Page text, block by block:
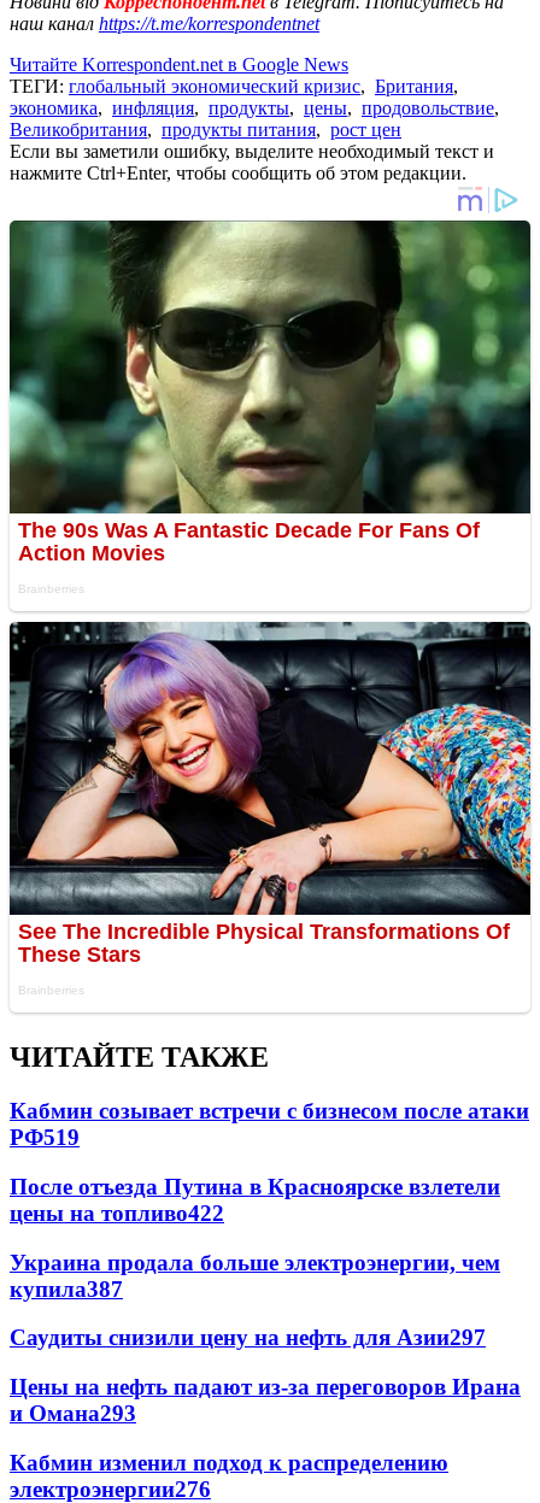
наш канал https://t.me/korrespondentnet
Читайте Korrespondent.net в Google News
ТЕГИ: глобальный экономический кризис, Британия,
экономика, инфляция, продукты, цены, продовольствие,
Великобритания, продукты питания, рост цен
Если вы заметили ошибку, выделите необходимый текст и
нажмите Ctrl+Enter, чтобы сообщить об этом редакции.
ЧИТАЙТЕ ТАКЖЕ
Кабмин созывает встречи с бизнесом после атаки
РФ519
После отъезда Путина в Красноярске взлетели
цены на топливо422
Украина продала больше электроэнергии, чем
купила387
Саудиты снизили цену на нефть для Азии297
Цены на нефть падают из-за переговоров Ирана
и Омана293
Кабмин изменил подход к распределению
электроэнергии276